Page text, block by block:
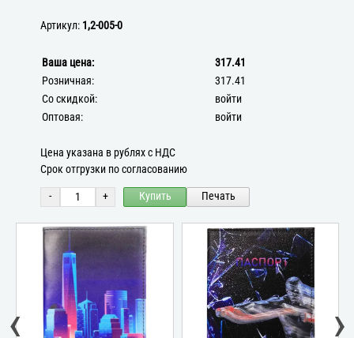
Артикул: 1,2-005-0
Ваша цена:
317.41
Розничная:
317.41
Со скидкой:
войти
Оптовая:
войти
Цена указана в рублях с НДС
Срок отгрузки по согласованию
- + Купить Печать
‹ ›